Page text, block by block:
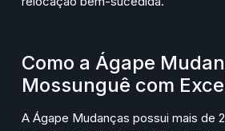
Como a Ágape
Mossunguê com
A Ágape Mudanças possui mais de